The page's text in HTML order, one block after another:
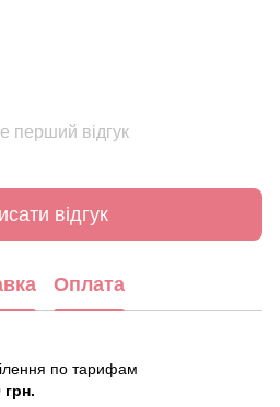
перший відгук
відгук
Оплата
по тарифам
грн.